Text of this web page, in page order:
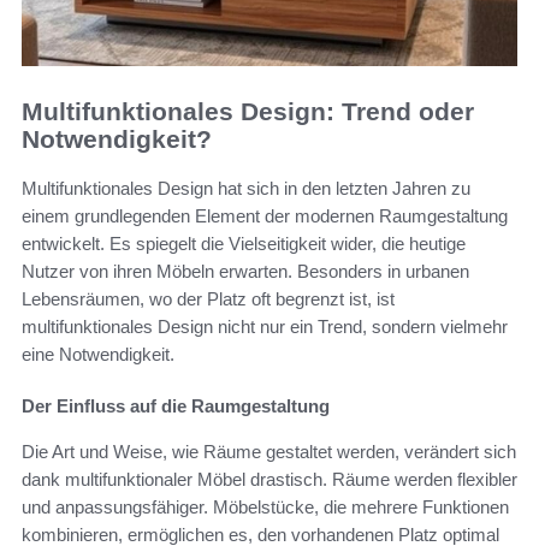
Multifunktionales Design: Trend oder
Notwendigkeit?
Multifunktionales Design hat sich in den letzten Jahren zu
einem grundlegenden Element der modernen Raumgestaltung
entwickelt. Es spiegelt die Vielseitigkeit wider, die heutige
Nutzer von ihren Möbeln erwarten. Besonders in urbanen
Lebensräumen, wo der Platz oft begrenzt ist, ist
multifunktionales Design nicht nur ein Trend, sondern vielmehr
eine Notwendigkeit.
Der Einfluss auf die Raumgestaltung
Die Art und Weise, wie Räume gestaltet werden, verändert sich
dank multifunktionaler Möbel drastisch. Räume werden flexibler
und anpassungsfähiger. Möbelstücke, die mehrere Funktionen
kombinieren, ermöglichen es, den vorhandenen Platz optimal